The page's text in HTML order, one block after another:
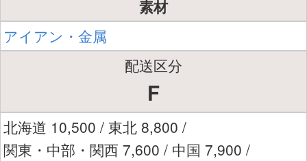
素材
アイアン・金属
配送区分
F
北海道 10,500 / 東北 8,800 /
関東・中部・関西 7,600 / 中国 7,900 /